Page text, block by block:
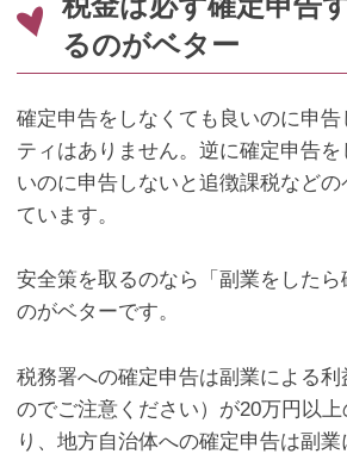
るのがベター
確定申告をしなくても良いのに申
ティはありません。逆に確定申告
いのに申告しないと追徴課税など
ています。
安全策を取るのなら「副業をしたら
のがベターです。
税務署への確定申告は副業による
のでご注意ください）が20万円以
り、地方自治体への確定申告は副